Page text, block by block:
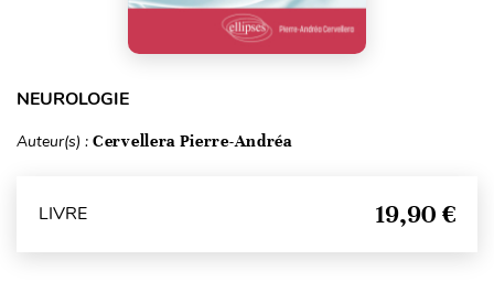
NEUROLOGIE
Auteur(s) : Cervellera Pierre-Andréa
LIVRE 19,90 €